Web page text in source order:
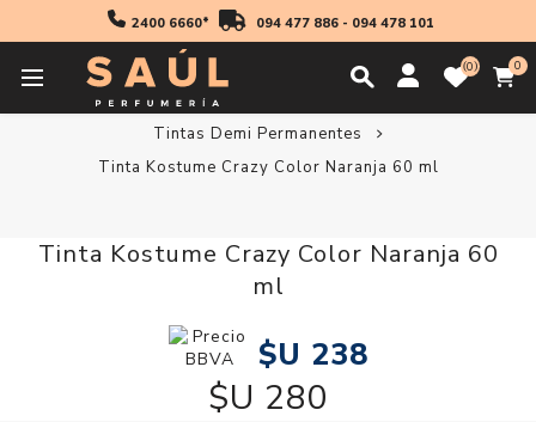
2400 6660* 094 477 886- 094 478 101
0 0
Inicio Profesionales
Tintas Demi Permanentes
Tinta Kostume Crazy Color Naranja 60 ml
Tinta Kostume Crazy Color Naranja 60
ml
$U 238
$U 280